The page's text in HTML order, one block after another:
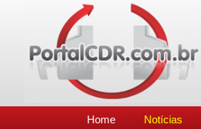
Home Notícias